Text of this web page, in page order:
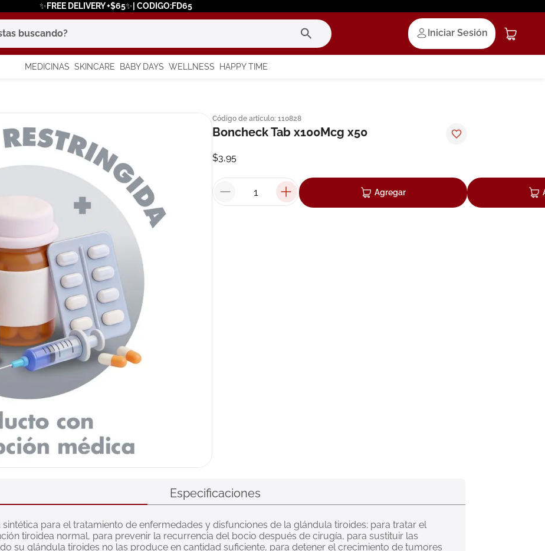
✨FREE DELIVERY +$65✨| CODIGO:FD65
Iniciar Sesión
MEDICINAS SKINCARE BABY DAYS WELLNESS HAPPY TIME
Código de artículo: 110828
Boncheck Tab x100Mcg x50
$3,95
Agregar
Especificaciones
para el tratamiento de enfermedades y disfunciones de la glándula tiroides: para tratar el
tiroidea normal, para prevenir la recurrencia del bocio después de cirugía, para sustituir las
su glándula tiroides no las produce en cantidad suficiente, para detener el crecimiento de tumores
más buscados
posay